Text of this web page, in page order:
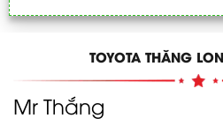
TOYOTA THĂNG
Mr Thắng